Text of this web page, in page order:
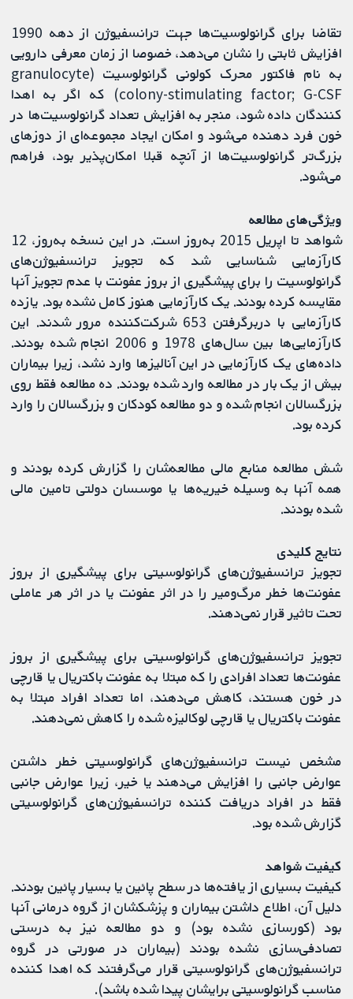
تقاضا برای گرانولوسیت‌ها جهت ترانسفیوژن از دهه 1990
افزایش ثابتی را نشان می‌دهد، خصوصا از زمان معرفی دارویی
به نام فاکتور محرک کولونی گرانولوسیت (granulocyte
colony-stimulating factor; G-CSF) که اگر به اهدا
کنندگان داده شود، منجر به افزایش تعداد گرانولوسیت‌ها در
خون فرد دهنده می‌شود و امکان ایجاد مجموعه‌ای از دوزهای
بزرگ‌تر گرانولوسیت‌ها از آنچه قبلا امکان‌پذیر بود، فراهم
می‌شود.
ویژگی‌های مطالعه
شواهد تا اپریل 2015 به‌روز است. در این نسخه به‌روز، 12
کارآزمایی شناسایی شد که تجویز ترانسفیوژن‌های
گرانولوسیت را برای پیشگیری از بروز عفونت با عدم تجویز آنها
مقایسه کرده بودند. یک کارآزمایی هنوز کامل نشده بود. یازده
کارآزمایی با دربرگرفتن 653 شرکت‌کننده مرور شدند. این
کارآزمایی‌ها بین سال‌های 1978 و 2006 انجام شده بودند.
داده‌های یک کارآزمایی در این آنالیزها وارد نشد، زیرا بیماران
بیش از یک بار در مطالعه وارد شده بودند. ده مطالعه فقط روی
بزرگسالان انجام شده و دو مطالعه کودکان و بزرگسالان را وارد
کرده بود.
شش مطالعه منابع مالی مطالعه‌شان را گزارش کرده بودند و
همه آنها به وسیله خیریه‌ها یا موسسان دولتی تامین مالی
شده بودند.
نتایج کلیدی
تجویز ترانسفیوژن‌های گرانولوسیتی برای پیشگیری از بروز
عفونت‌ها خطر مرگ‌ومیر را در اثر عفونت یا در اثر هر عاملی
تحت تاثیر قرار نمی‌دهند.
تجویز ترانسفیوژن‌های گرانولوسیتی برای پیشگیری از بروز
عفونت‌ها تعداد افرادی را که مبتلا به عفونت باکتریال یا قارچی
در خون هستند، کاهش می‌دهند، اما تعداد افراد مبتلا به
عفونت باکتریال یا قارچی لوکالیزه شده را کاهش نمی‌دهند.
مشخص نیست ترانسفیوژن‌های گرانولوسیتی خطر داشتن
عوارض جانبی را افزایش می‌دهند یا خیر، زیرا عوارض جانبی
فقط در افراد دریافت کننده ترانسفیوژن‌های گرانولوسیتی
گزارش شده بود.
کیفیت شواهد
کیفیت بسیاری از یافته‌ها در سطح پائین یا بسیار پائین بودند.
دلیل آن، اطلاع داشتن بیماران و پزشکشان از گروه درمانی آنها
بود (کورسازی نشده بود) و دو مطالعه نیز به درستی
تصادفی‌سازی نشده بودند (بیماران در صورتی در گروه
ترانسفیوژن‌های گرانولوسیتی قرار می‌گرفتند که اهدا کننده
مناسب گرانولوسیتی برایشان پیدا شده باشد).